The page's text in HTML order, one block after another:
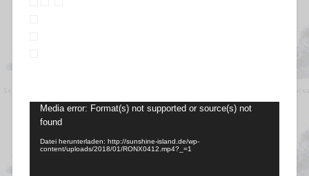
Video-
Player
Media error: Format(s) not supported or source(s) not
found
Datei herunterladen: http://sunshine-island.de/wp-
content/uploads/2018/01/RONX0412.mp4?_=1